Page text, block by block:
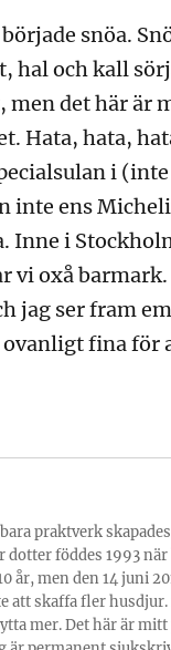
snöa.
hal och kall
men det här är
Hata, hata,
i
inte ens
Inne i
vi oxå
jag ser fram
fina för
praktverk
dotter föddes 1993
år, men den 14 juni
att skaffa fler
mer. Det här är